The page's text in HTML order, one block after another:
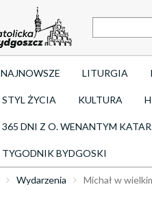
NAJNOWSZE LITURGIA
STYL ŻYCIA KULTURA
365 DNI Z O. WENANTYM
TYGODNIK BYDGOSKI
Wydarzenia Michał w